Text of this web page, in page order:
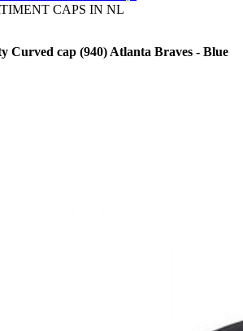
CAPS IN NL
Curved cap (940) Atlanta Braves - Blue